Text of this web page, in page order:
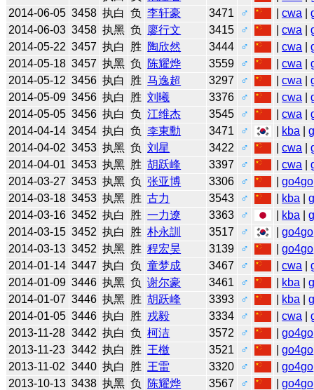
2014-06-05 3458 执白 负 李轩豪 3471 ♂ |cwa |
2014-06-03 3458 执黑 负 廖行文 3415 ♂ |cwa |
2014-05-22 3457 执白 胜 陶欣然 3444 ♂ |cwa |
2014-05-18 3457 执黑 负 陈耀烨 3559 ♂ |cwa |
2014-05-12 3456 执白 胜 马逸超 3297 ♂ |cwa |
2014-05-09 3456 执白 胜 刘曦 3376 ♂ |cwa |
2014-05-05 3456 执白 负 江维杰 3545 ♂ |cwa |
2014-04-14 3454 执白 负 李東勳 3471 ♂ kba |
2014-04-02 3453 执黑 负 刘星 3422 ♂ |cwa |
2014-04-01 3453 执黑 胜 胡跃峰 3397 ♂ |cwa |
2014-03-27 3453 执黑 负 张亚博 3306 ♂ |go4go
2014-03-18 3453 执黑 胜 古力 3543 ♂ kba |
2014-03-16 3452 执白 胜 一力遼 3363 ♂ kba |
2014-03-15 3452 执白 胜 朴永訓 3517 ♂ |go4go
2014-03-13 3452 执黑 胜 程宏昊 3139 ♂ |go4go
2014-01-14 3447 执白 负 童梦成 3467 ♂ |cwa |
2014-01-09 3446 执黑 负 谢尔豪 3461 ♂ kba |
2014-01-07 3446 执黑 胜 胡跃峰 3393 ♂ kba |
2014-01-05 3446 执白 胜 戎毅 3334 ♂ |cwa |
2013-11-28 3442 执白 负 柯洁 3572 ♂ |go4go
2013-11-23 3442 执白 胜 王檄 3521 ♂ |go4go
2013-11-02 3440 执白 胜 王雷 3320 ♂ |go4go
2013-10-13 3438 执黑 负 陈耀烨 3567 ♂ |go4go